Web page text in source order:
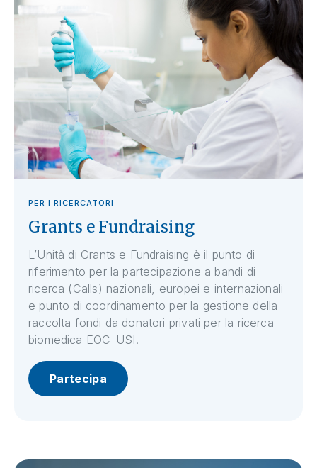
PER I RICERCATORI
Grants e Fundraising
L’Unità di Grants e Fundraising è il punto di
riferimento per la partecipazione a bandi di
ricerca (Calls) nazionali, europei e internazionali
e punto di coordinamento per la gestione della
raccolta fondi da donatori privati per la ricerca
biomedica EOC-USI.
Partecipa